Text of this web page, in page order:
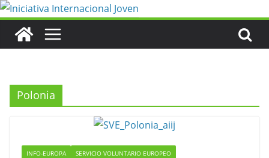
Saltar
contenido
Polonia
INFO-EUROPA SERVICIO VOLUNTARIO EUROPEO